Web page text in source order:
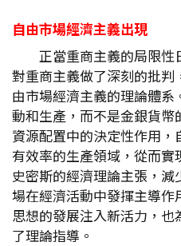
自由市場經濟主義出現
正當重商主義的局限
對重商主義做了深刻的批
由市場經濟主義的理論體
動和生產，而不是金銀貨
資源配置中的決定性作用
有效率的生產領域，從而實
史密斯的經濟理論主張，
場在經濟活動中發揮主導
思想的發展注入新活力，
了理論指導。